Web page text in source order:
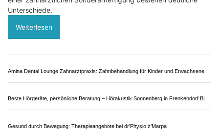
02.08.26 VON BELMEDIA REDAKTION
Ein Puck im Gesicht, ein hochschnellender Stock oder ein
vollständig ausgeschlagenen Zähnen führen. Ein geeigneter
und verteilt sie über eine grössere Fläche.
Modell stört beim Atmen und Sprechen, verrutscht im
herausgenommen. Zwischen einfachen Fertigmodellen und